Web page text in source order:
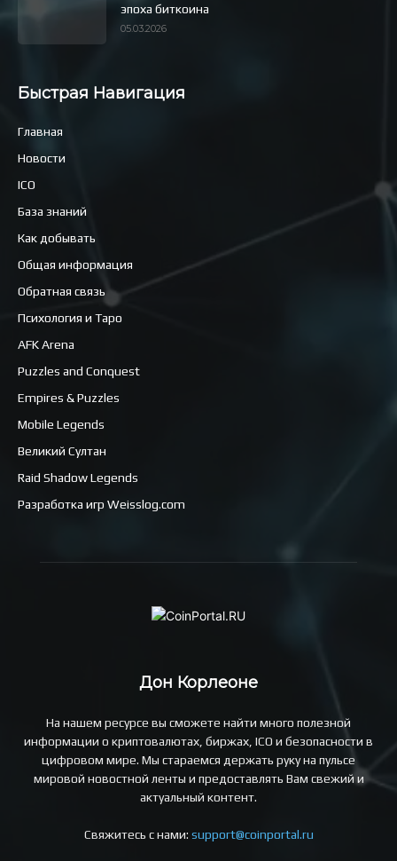
эпоха биткоина
05.03.2026
Быстрая Навигация
Главная
Новости
ICO
База знаний
Как добывать
Общая информация
Обратная связь
Психология и Таро
AFK Arena
Puzzles and Conquest
Empires & Puzzles
Mobile Legends
Великий Султан
Raid Shadow Legends
Разработка игр Weisslog.com
Дон Корлеоне
На нашем ресурсе вы сможете найти много полезной
информации о криптовалютах, биржах, ICO и безопасности в
цифровом мире. Мы стараемся держать руку на пульсе
мировой новостной ленты и предоставлять Вам свежий и
актуальный контент.
Свяжитесь с нами: support@coinportal.ru